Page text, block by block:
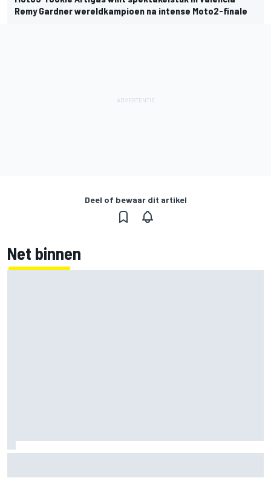
Remy Gardner wereldkampioen na intense Moto2-finale
Deel of bewaar dit artikel
Net binnen